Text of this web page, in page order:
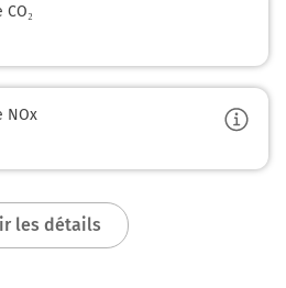
NOx
les détails